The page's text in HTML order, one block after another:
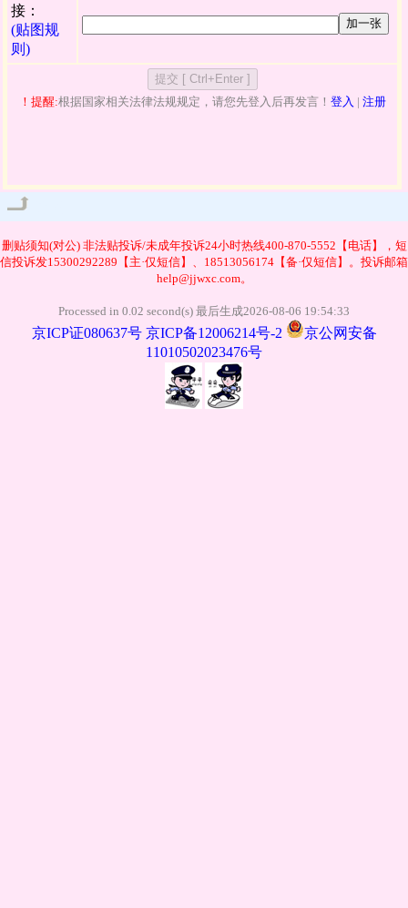
接：
(贴图规
则)
加一张
！提醒:根据国家相关法律法规规定，请您先登入后再发言！ 登入 | 注册
删贴须知(对公)非法贴投诉/未成年投诉24小时热线400-870-5552【电话】，短
信投诉发15300292289【主·仅短信】、18513056174【备·仅短信】。投诉邮箱
help@jjwxc.com。
Processed in 0.02 second(s) 最后生成2026-08-06 19:54:33
京ICP证080637号 京ICP备12006214号-2
京公网安备
11010502023476号